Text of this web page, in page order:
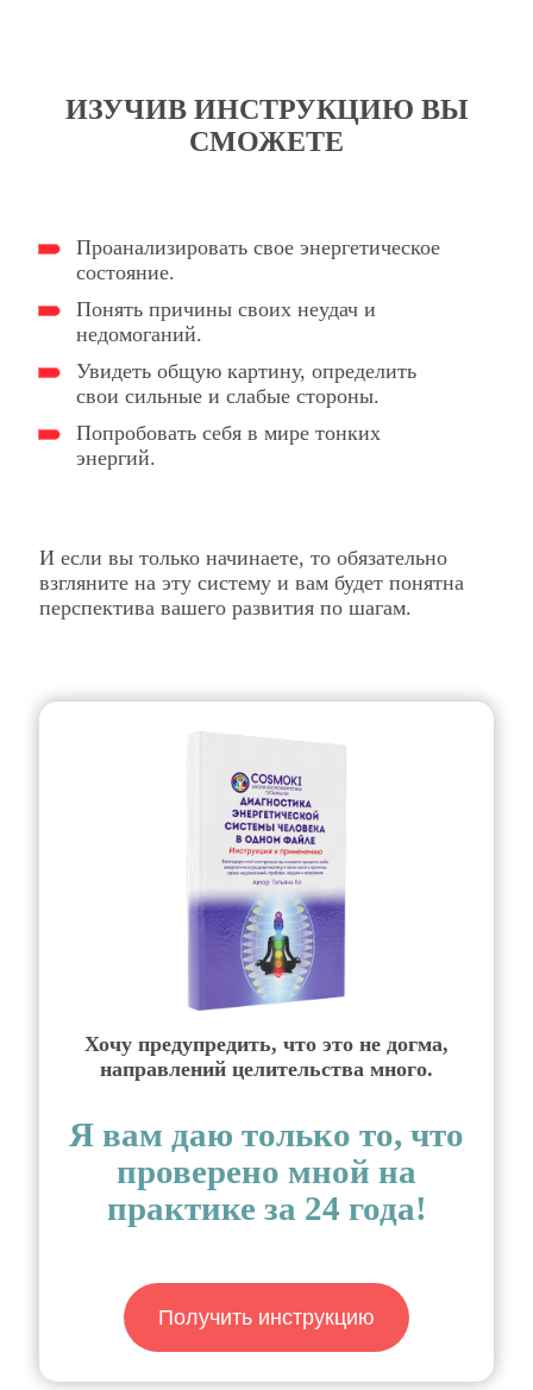
ИЗУЧИВ ИНСТРУКЦИЮ ВЫ
СМОЖЕТЕ
Проанализировать свое энергетическое
состояние.
Понять причины своих неудач и
недомоганий.
Увидеть общую картину, определить
свои сильные и слабые стороны.
Попробовать себя в мире тонких
энергий.
И если вы только начинаете, то обязательно
взгляните на эту систему и вам будет понятна
перспектива вашего развития по шагам.
Хочу предупредить, что это не догма,
направлений целительства много.
Я вам даю только то, что
проверено мной на
практике за 24 года!
Получить инструкцию